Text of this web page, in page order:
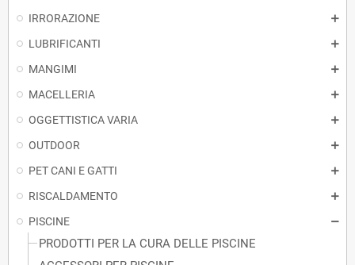
IRRORAZIONE
LUBRIFICANTI
MANGIMI
MACELLERIA
OGGETTISTICA VARIA
OUTDOOR
PET CANI E GATTI
RISCALDAMENTO
PISCINE
PRODOTTI PER LA CURA DELLE PISCINE